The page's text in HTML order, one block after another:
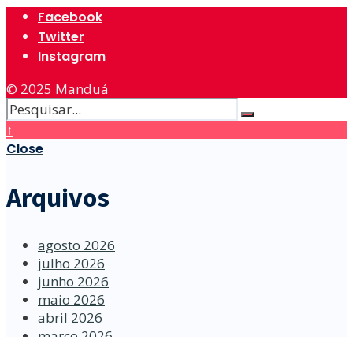
Facebook
Twitter
Instagram
© 2025 Manduá
↑
Close
Arquivos
agosto 2026
julho 2026
junho 2026
maio 2026
abril 2026